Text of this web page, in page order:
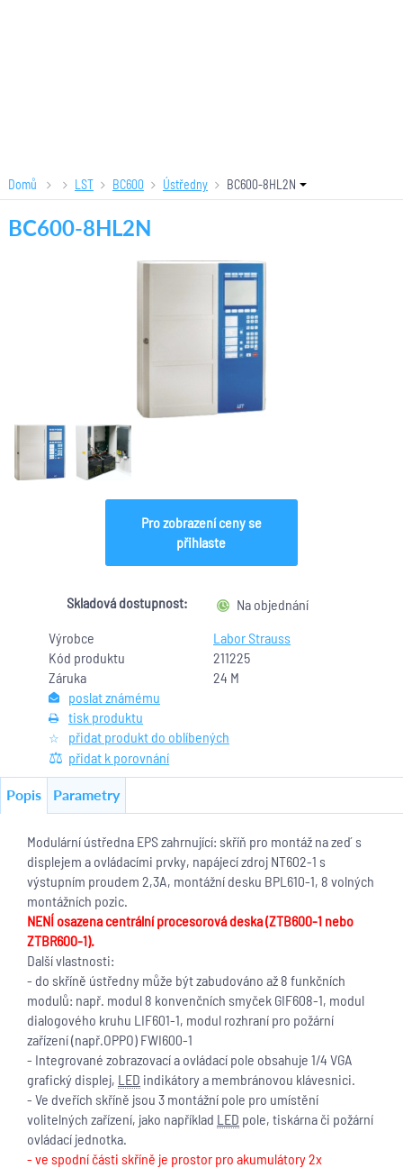
Domů LST BC600 Ústředny BC600-8HL2N
BC600-8HL2N
Výrobce
Labor Strauss
Kód produktu
211225
Záruka
24 M
poslat známému
tisk produktu
přidat produkt do oblíbených
přidat k porovnání
Pro zobrazení ceny se
přihlaste
Skladová dostupnost: Na objednání
Popis Parametry
Modulární ústředna EPS zahrnující: skříň pro montáž na zeď s
displejem a ovládacími prvky, napájecí zdroj NT602-1 s
výstupním proudem 2,3A, montážní desku BPL610-1, 8 volných
montážních pozic.
NENÍ osazena centrální procesorová deska (ZTB600-1 nebo
ZTBR600-1).
Další vlastnosti:
- do skříně ústředny může být zabudováno až 8 funkčních
modulů: např. modul 8 konvenčních smyček GIF608-1, modul
dialogového kruhu LIF601-1, modul rozhraní pro požární
zařízení (např.OPPO) FWI600-1
- Integrované zobrazovací a ovládací pole obsahuje 1/4 VGA
grafický displej, LED indikátory a membránovou klávesnici.
- Ve dveřích skříně jsou 3 montážní pole pro umístění
volitelných zařízení, jako například LED pole, tiskárna či požární
ovládací jednotka.
- ve spodní části skříně je prostor pro akumulátory 2x